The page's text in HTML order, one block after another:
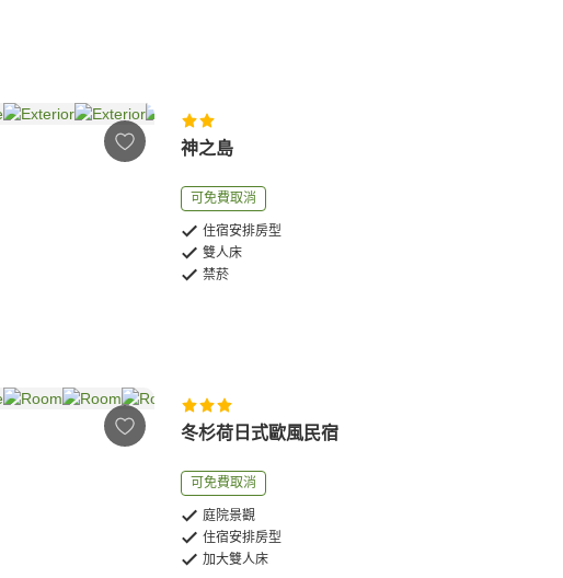
神之島
可免費取消
住宿安排房型
雙人床
禁菸
冬杉荷日式歐風民宿
可免費取消
庭院景觀
住宿安排房型
加大雙人床